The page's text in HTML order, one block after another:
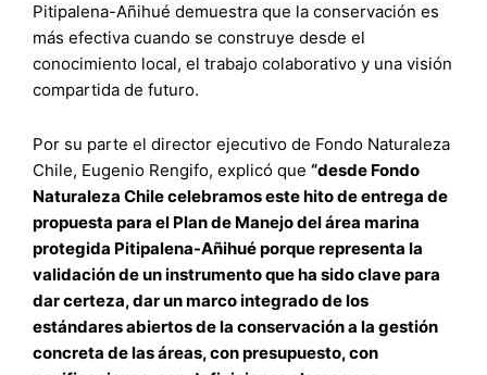
Pitipalena-Añihué demuestra que la conservación es
más efectiva cuando se construye desde el
conocimiento local, el trabajo colaborativo y una visión
compartida de futuro.
Por su parte el director ejecutivo de Fondo Naturaleza
Chile, Eugenio Rengifo, explicó que “desde Fondo
Naturaleza Chile celebramos este hito de entrega de
propuesta para el Plan de Manejo del área marina
protegida Pitipalena-Añihué porque representa la
validación de un instrumento que ha sido clave para
dar certeza, dar un marco integrado de los
estándares abiertos de la conservación a la gestión
concreta de las áreas, con presupuesto, con